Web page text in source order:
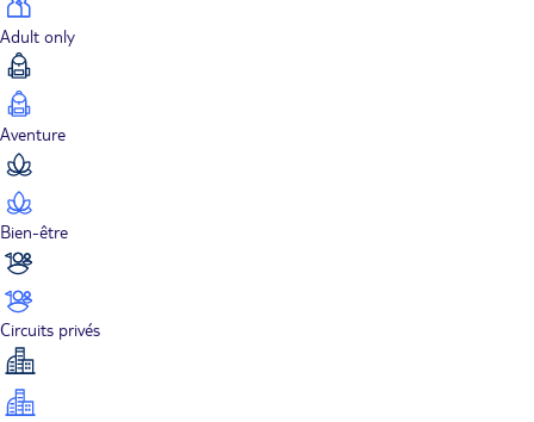
Adult only
Aventure
Bien-être
Circuits privés